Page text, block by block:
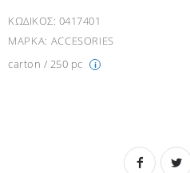
ΚΩΔΙΚΟΣ: 0417401
ΜΑΡΚΑ: ACCESORIES
carton / 250 pc
i